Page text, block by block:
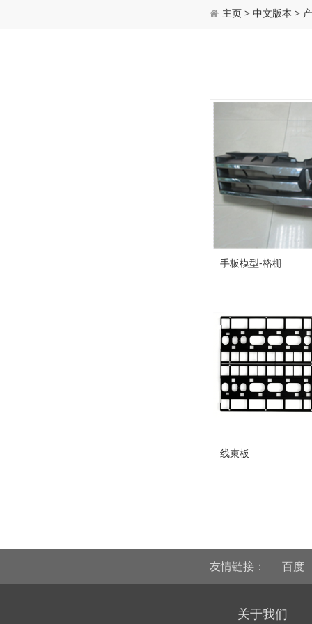
主页 > 中文版本 >
手板模型-格栅
线束板
友情链接： 百度
关于我们